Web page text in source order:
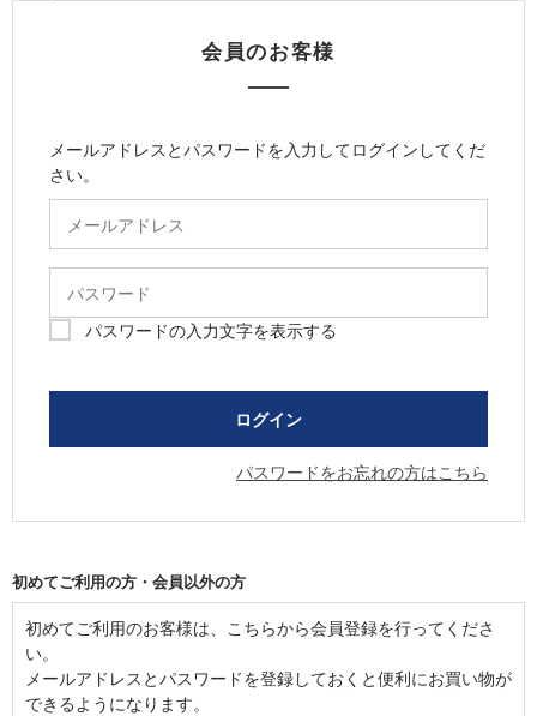
会員のお客様
メールアドレスとパスワードを入力してログインしてくだ
さい。
パスワードの入力文字を表示する
パスワードをお忘れの方はこちら
初めてご利用の方・会員以外の方
初めてご利用のお客様は、こちらから会員登録を行ってくださ
い。
メールアドレスとパスワードを登録しておくと便利にお買い物が
できるようになります。